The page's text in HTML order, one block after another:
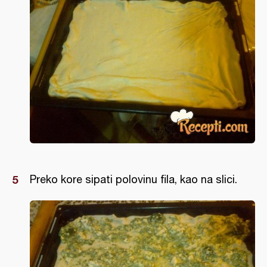
Preko kore sipati polovinu fila, kao na slici.